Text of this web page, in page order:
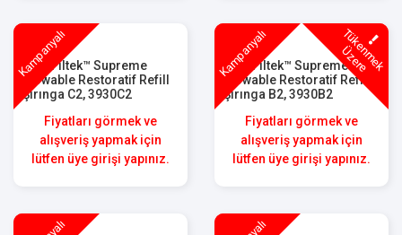
Kampanyalı
3M™ Filtek™ Supreme
Flowable Restoratif Refill
Şırınga C2, 3930C2
Fiyatları görmek ve
alışveriş yapmak için
lütfen üye girişi yapınız.
Kampanyalı T
ü
k
e
n
m
e
k
Ü
z
e
r
e
3M™ Filtek™ Supreme
Flowable Restoratif Refill
Şırınga B2, 3930B2
Fiyatları görmek ve
alışveriş yapmak için
lütfen üye girişi yapınız.